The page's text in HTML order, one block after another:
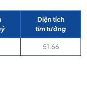
Diện tích
tim tường
51.66